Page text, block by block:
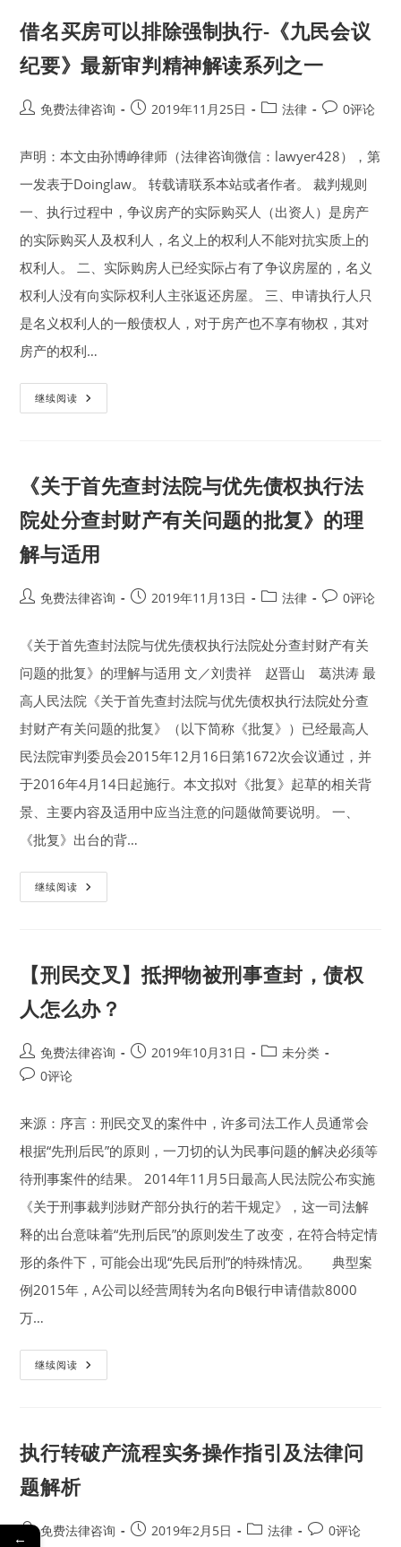
卖.
变
卖
程
序
裁
定
抵
的
法
定
要
件
(附
细
明)
借名买房可以排除强制执行-《九民会议
纪要》最新审判精神解读系列之一
Post免费法律咨询
Post2019年11月25日
Post法律
Post0评论
声明：本文由孙博峥律师（法律咨询微信：lawyer428），第
一发表于Doinglaw。 转载请联系本站或者作者。 裁判规则
一、执行过程中，争议房产的实际购买人（出资人）是房产
的实际购买人及权利人，名义上的权利人不能对抗实质上的
权利人。 二、实际购房人已经实际占有了争议房屋的，名义
权利人没有向实际权利人主张返还房屋。 三、申请执行人只
是名义权利人的一般债权人，对于房产也不享有物权，其对
房产的权利…
继续阅读 借
名
排
除
强
制
执
《九
民
纪
新
审
精
解
读
系
列
之
一
《关于首先查封法院与优先债权执行法
院处分查封财产有关问题的批复》的理
解与适用
Post免费法律咨询
Post2019年11月13日
Post法律
Post0评论
《关于首先查封法院与优先债权执行法院处分查封财产有关
问题的批复》的理解与适用 文／刘贵祥 赵晋山 葛洪涛 最
高人民法院《关于首先查封法院与优先债权执行法院处分查
封财产有关问题的批复》（以下简称《批复》）已经最高人
民法院审判委员会2015年12月16日第1672次会议通过，并
于2016年4月14日起施行。本文拟对《批复》起草的相关背
景、主要内容及适用中应当注意的问题做简要说明。 一、
《批复》出台的背…
继续阅读 《关
于
法
院
与
优
先
执
行
分
查
财
产
有
关
问
题
的
批
的
解
与
【刑民交叉】抵押物被刑事查封，债权
人怎么办？
Post
author:
免费法律咨询
Post2019年10月31日
Post未分类
Post0评论
来源：序言：刑民交叉的案件中，许多司法工作人员通常会
根据“先刑后民”的原则，一刀切的认为民事问题的解决必须等
待刑事案件的结果。 2014年11月5日最高人民法院公布实施
《关于刑事裁判涉财产部分执行的若干规定》，这一司法解
释的出台意味着“先刑后民”的原则发生了改变，在符合特定情
形的条件下，可能会出现“先民后刑”的特殊情况。 典型案
例2015年，A公司以经营周转为名向B银行申请借款8000
万…
继续阅读 【刑
民
被
刑
事
查
权
人
执行转破产流程实务操作指引及法律问
题解析
Post免费法律咨询
Post2019年2月5日
Post法律
Post0评论
←